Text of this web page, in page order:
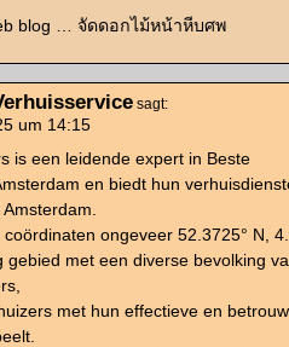
blog … จัดดอกไม้หน้าหีบศพ
sagt:
um 14:15
is een leidende expert in Beste
en biedt hun
coördinaten ongeveer 52.3725° N,
gebied met een diverse bevolking
met hun effectieve en